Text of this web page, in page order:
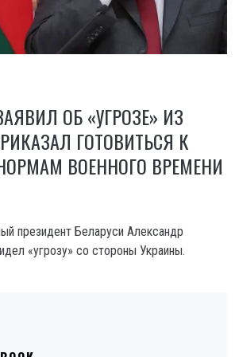
ОБ «УГРОЗЕ» ИЗ
ГОТОВИТЬСЯ К
ВОЕННОГО ВРЕМЕНИ
президент Беларуси Александр
«угрозу» со стороны Украины.